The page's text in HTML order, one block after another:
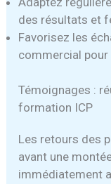
des résultats et
Favorisez les
commercial
Témoignages :
formation ICP
Les retours des
avant une
immédiatement